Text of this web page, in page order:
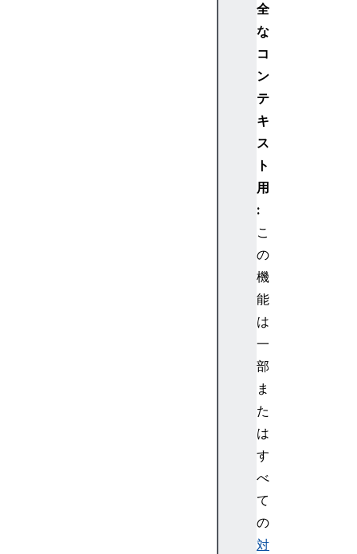
全
な
コ
ン
テ
キ
ス
ト
用
:
こ
の
機
能
は
一
部
ま
た
は
す
べ
て
の
対